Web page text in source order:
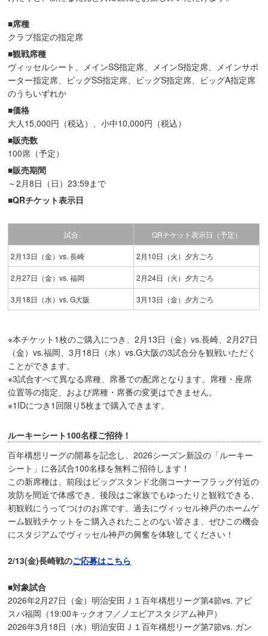
■席種
クラブ指定の指定席
■観戦席種
ヴィッセルシート、メインSS指定席、メインS指定席、メインサポ
ーター指定席、ビッグSS指定席、ビッグS指定席、ビッグA指定席
のうちいずれか
■価格
大人15,000円（税込）、小中10,000円（税込）
■販売数
100席（予定）
■販売期間
～2月8日（日）23:59まで
■QRチケット表示日
試合 QRチケット表示日（予定）
2月13日（金）vs. 長崎 2月10日（火）夕方ごろ
2月27日（金）vs. 福岡 2月24日（火）夕方ごろ
3月18日（水）vs. G大阪 3月13日（金）夕方ごろ
※本チケット1枚のご購入につき、2月13日（金）vs.長崎、2月27日
（金）vs.福岡、3月18日（水）vs.G大阪の3試合分を観戦いただく
ことができます。
※3試合すべて異なる席種、席番での配席となります。席種・座席
位置等の指定、および席種・席番の変更はできません。
※1IDにつき1回限り5枚まで購入できます。
ルーキーシート100名様ご招待！
百年構想リーグの開幕を記念し、2026シーズン新設の「ルーキー
シート」に各試合100名様を無料ご招待します！
この新席種は、前段はビッグスタンド北側コーナーフラッグ付近の
攻防を間近で体感でき、後段はご家族でもゆったりと観戦できる、
初観戦にうってつけのお席です。過去にヴィッセル神戸のホームゲ
ーム観戦チケットをご購入されたことのない皆さま、ぜひこの機会
にスタジアムでヴィッセル神戸の興奮を体験してください！
2/13(金)長崎戦のご応募はこちら
■対象試合
2026年2月27日（金）明治安田Ｊ１百年構想リーグ第4節vs. アビ
スパ福岡（19:00キックオフ／ノエビアスタジアム神戸）
2026年3月18日（水）明治安田Ｊ１百年構想リーグ第7節vs. ガン